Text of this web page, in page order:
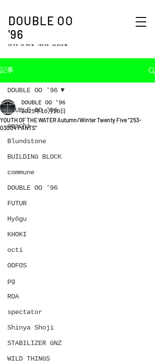
DOUBLE OO
'96
33°35′ 10.774″N 130°23′ 42.048″W
記事
DOUBLE OO '96
amachi.
Blundstone
BUILDING BLOCK
commune
DOUBLE OO '96
FUTUR
Hyōgu
KHOKI
octi
OOFOS
pg
ROA
spectator
Shinya Shoji
STABILIZER GNZ
WILD THINGS
DOUBLE OO '96
YOUTH OF THE WATER Autumn/Winter Twenty Five "253-
03004 PANTS"
DOUBLE OO '96
2025年10月20日